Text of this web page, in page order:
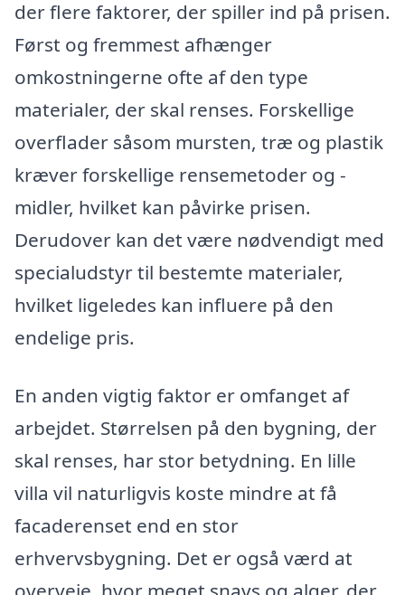
der flere faktorer, der spiller ind på prisen.
Først og fremmest afhænger
omkostningerne ofte af den type
materialer, der skal renses. Forskellige
overflader såsom mursten, træ og plastik
kræver forskellige rensemetoder og -
midler, hvilket kan påvirke prisen.
Derudover kan det være nødvendigt med
specialudstyr til bestemte materialer,
hvilket ligeledes kan influere på den
endelige pris.
En anden vigtig faktor er omfanget af
arbejdet. Størrelsen på den bygning, der
skal renses, har stor betydning. En lille
villa vil naturligvis koste mindre at få
facaderenset end en stor
erhvervsbygning. Det er også værd at